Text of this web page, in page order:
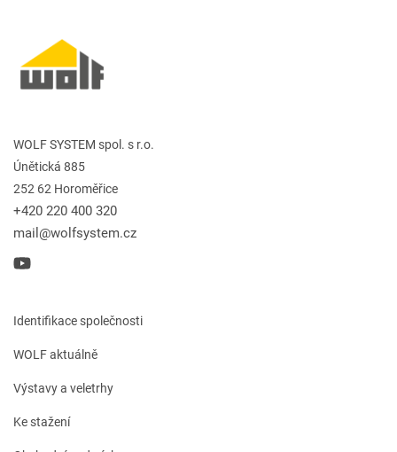
WOLF SYSTEM spol. s r.o.
Únětická 885
252 62 Horoměřice
+420 220 400 320
mail@wolfsystem.cz
Identifikace společnosti
WOLF aktuálně
Výstavy a veletrhy
Ke stažení